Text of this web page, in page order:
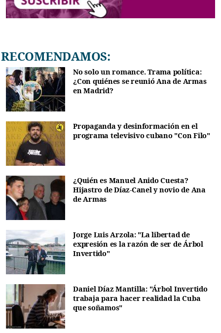
RECOMENDAMOS:
No solo un romance. Trama política:
¿Con quiénes se reunió Ana de Armas
en Madrid?
Propaganda y desinformación en el
programa televisivo cubano "Con Filo"
¿Quién es Manuel Anido Cuesta?
Hijastro de Díaz-Canel y novio de Ana
de Armas
Jorge Luis Arzola: "La libertad de
expresión es la razón de ser de Árbol
Invertido"
Daniel Díaz Mantilla: "Árbol Invertido
trabaja para hacer realidad la Cuba
que soñamos"